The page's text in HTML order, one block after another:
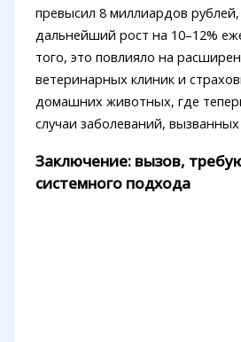
превысил 8 миллиардов рублей,
дальнейший рост на 10–12%
того, это повлияло на
ветеринарных клиник и
домашних животных, где
случаи заболеваний,
Заключение: вызов,
системного подхода